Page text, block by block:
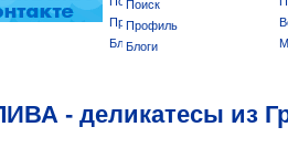
Поиск
Профиль
Блоги
- деликатесы из